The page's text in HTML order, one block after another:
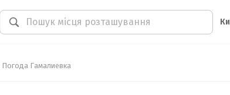
Погода Гамалиевка